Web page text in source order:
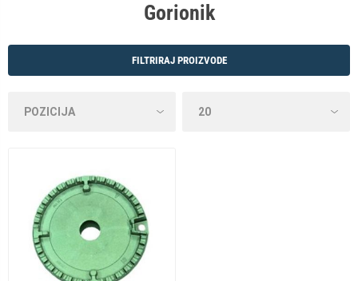
Gorionik
FILTRIRAJ PROIZVODE